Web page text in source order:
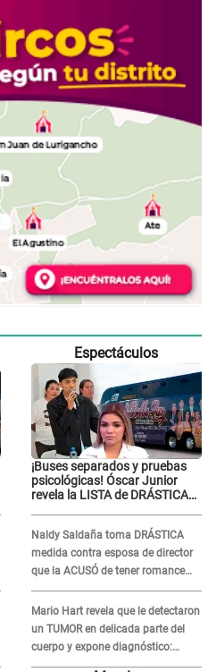
Espectáculos
¡Buses separados y pruebas
psicológicas! Óscar Junior
revela la LISTA de DRÁSTICAS
en 'La Bella Luz' tras caso
Naldy Saldaña
Naldy Saldaña toma DRÁSTICA
medida contra esposa de director
que la ACUSÓ de tener romance
con él: "Muy triste..."
Mario Hart revela que le detectaron
un TUMOR en delicada parte del
cuerpo y expone diagnóstico:
"Dolores muy fuertes..."